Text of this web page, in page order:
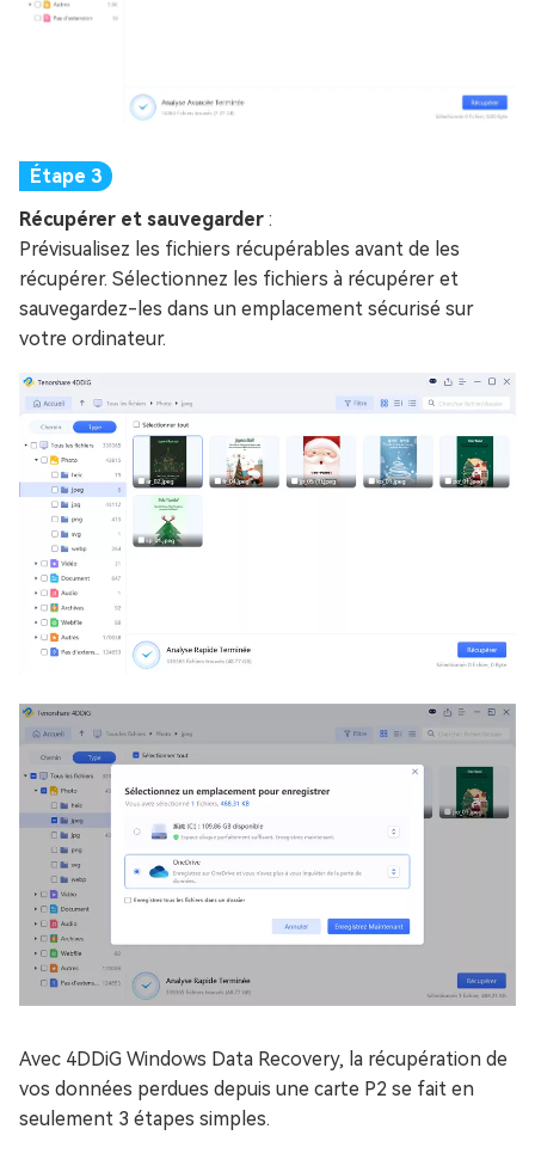
Récupérer et sauvegarder :
Prévisualisez les fichiers récupérables avant de les
récupérer. Sélectionnez les fichiers à récupérer et
sauvegardez-les dans un emplacement sécurisé sur
votre ordinateur.
Avec 4DDiG Windows Data Recovery, la récupération de
vos données perdues depuis une carte P2 se fait en
seulement 3 étapes simples.